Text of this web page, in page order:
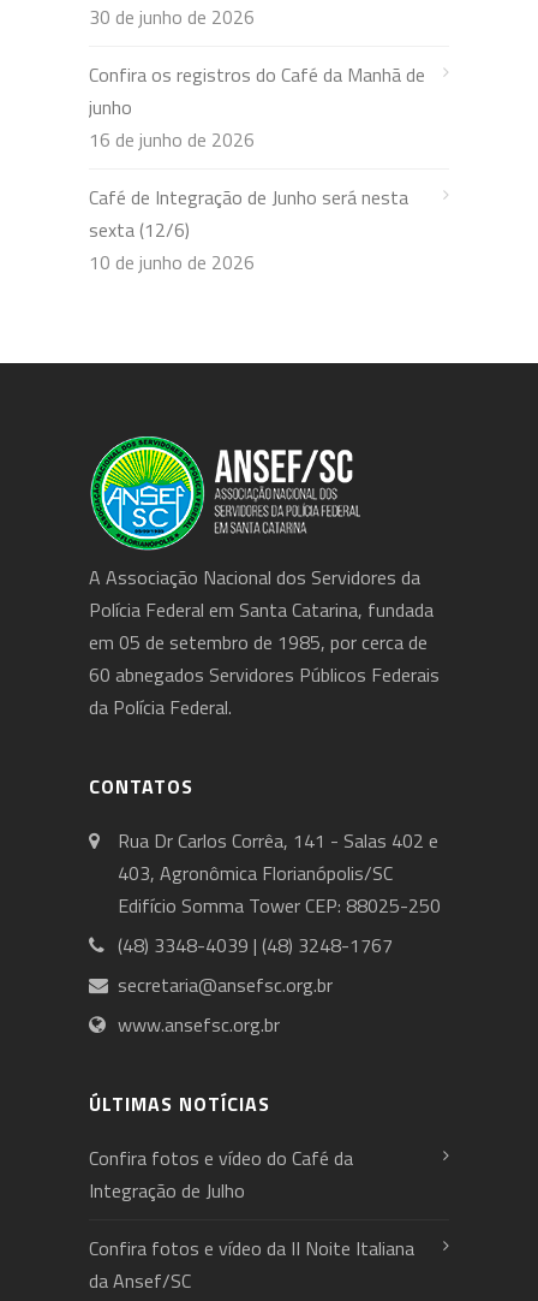
30 de junho de 2026
Confira os registros do Café da Manhã de
junho
16 de junho de 2026
Café de Integração de Junho será nesta
sexta (12/6)
10 de junho de 2026
A Associação Nacional dos Servidores da
Polícia Federal em Santa Catarina, fundada
em 05 de setembro de 1985, por cerca de
60 abnegados Servidores Públicos Federais
da Polícia Federal.
CONTATOS
Rua Dr Carlos Corrêa, 141 - Salas 402 e
403, Agronômica Florianópolis/SC
Edifício Somma Tower CEP: 88025-250
(48) 3348-4039 | (48) 3248-1767
secretaria@ansefsc.org.br
www.ansefsc.org.br
ÚLTIMAS NOTÍCIAS
Confira fotos e vídeo do Café da
Integração de Julho
Confira fotos e vídeo da II Noite Italiana
da Ansef/SC